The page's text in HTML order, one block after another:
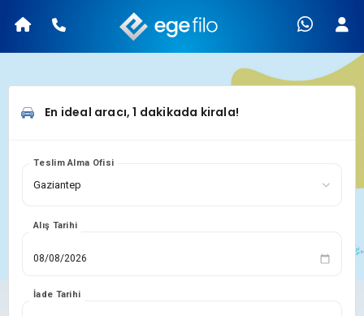
En ideal aracı, 1 dakikada kirala!
Teslim Alma Ofisi
Alış Tarihi
İade Tarihi